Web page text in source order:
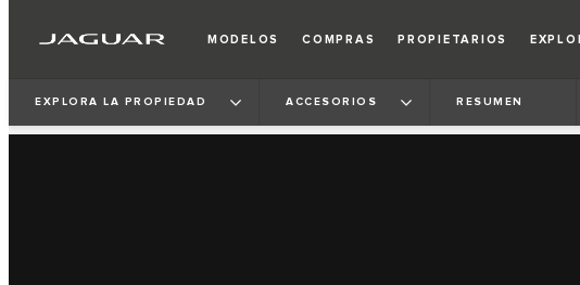
MODELOS COMPRAS PROPIETARIOS
EXPLORA LA PROPIEDAD ACCESORIOS RESUMEN